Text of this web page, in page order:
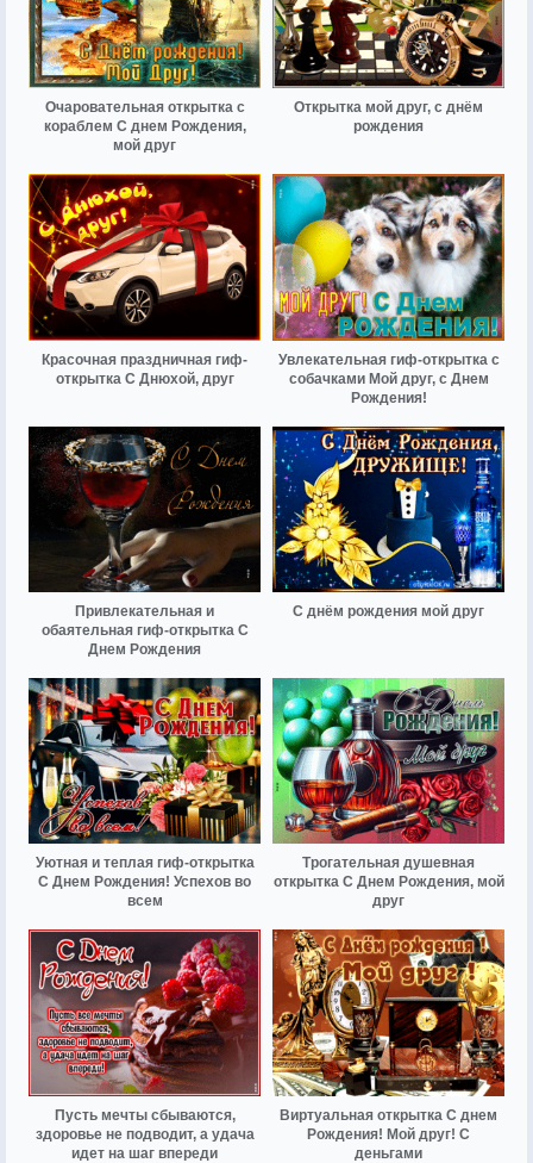
Очаровательная открытка с
кораблем С днем Рождения,
мой друг
Открытка мой друг, с днём
рождения
Красочная праздничная гиф-
открытка С Днюхой, друг
Увлекательная гиф-открытка с
собачками Мой друг, с Днем
Рождения!
Привлекательная и
обаятельная гиф-открытка С
Днем Рождения
С днём рождения мой друг
Уютная и теплая гиф-открытка
С Днем Рождения! Успехов во
всем
Трогательная душевная
открытка С Днем Рождения, мой
друг
Пусть мечты сбываются,
здоровье не подводит, а удача
идет на шаг впереди
Виртуальная открытка С днем
Рождения! Мой друг! С
деньгами